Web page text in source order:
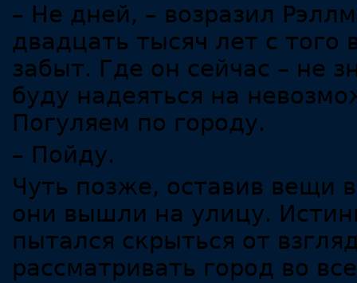
– Не дней, – возразил
двадцать тысяч лет с
забыт. Где он сейчас – не
буду надеяться на
Погуляем по городу.
– Пойду.
Чуть позже, оставив вещи
они вышли на улицу.
пытался скрыться от
рассматривать город во